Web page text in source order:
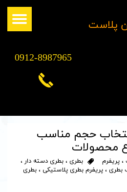
پلاست
0912-8987965
انتخاب حجم مناسب
محصولات
، پریفرم بطری ، بطری دسته دار ،
بطری ، پریفرم بطری پلاستیکی ، بطری